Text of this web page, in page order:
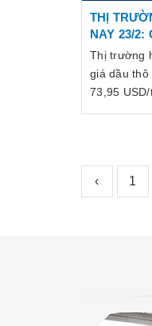
THỊ
NAY 23/2:
GIẢM VỀ
PHÊ
USD/
Thị trường
giá dầu thô
73,95
‹ 1